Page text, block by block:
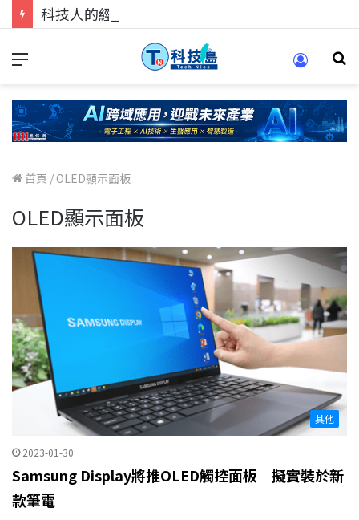
首頁 / OLED顯示面板
OLED顯示面板
其他
2023-01-30
Samsung Display將推OLED觸控面板 擬實裝於新
款筆電